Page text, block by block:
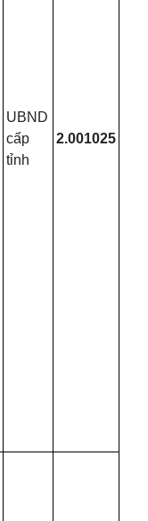
UBND
cấp
tỉnh
2.001025